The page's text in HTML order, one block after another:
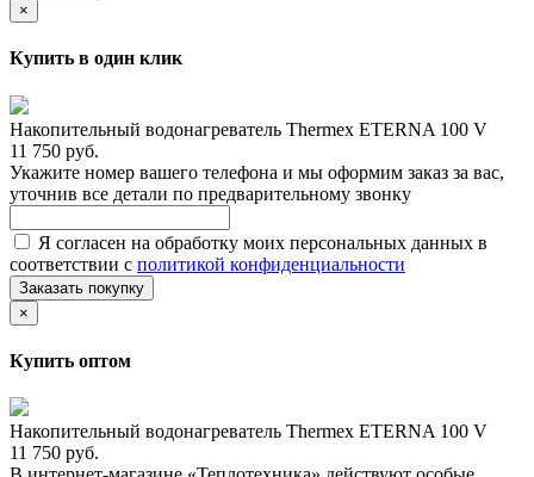
×
Купить в один клик
Накопительный водонагреватель Thermex ETERNA 100 V
11 750 руб.
Укажите номер вашего телефона и мы оформим заказ за вас,
уточнив все детали по предварительному звонку
Я согласен на обработку моих персональных данных в
соответствии с политикой конфиденциальности
Заказать покупку
×
Купить оптом
Накопительный водонагреватель Thermex ETERNA 100 V
11 750 руб.